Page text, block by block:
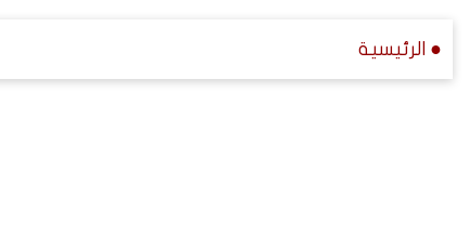
● الرئيسية